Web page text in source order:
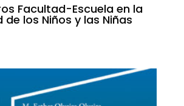
Facultad-Escuela en la
de los Niños y las Niñas